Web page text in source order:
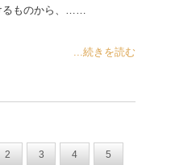
るものから、……
...続きを読む
2 3 4 5